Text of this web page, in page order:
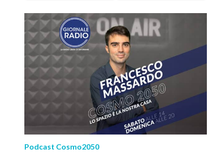
Podcast Cosmo2050